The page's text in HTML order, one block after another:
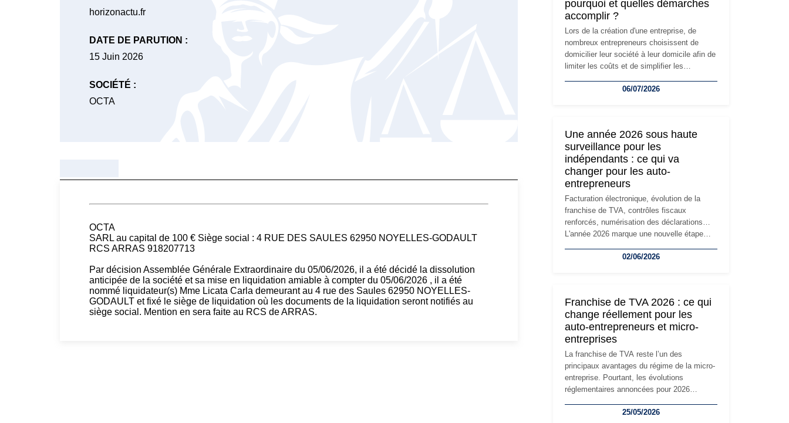
horizonactu.fr
DATE DE PARUTION :
15 Juin 2026
SOCIÉTÉ :
OCTA
OCTA
SARL au capital de 100 € Siège social : 4 RUE DES SAULES 62950 NOYELLES-GODAULT
RCS ARRAS 918207713
Par décision Assemblée Générale Extraordinaire du 05/06/2026, il a été décidé la dissolution
anticipée de la société et sa mise en liquidation amiable à compter du 05/06/2026 , il a été
nommé liquidateur(s) Mme Licata Carla demeurant au 4 rue des Saules 62950 NOYELLES-
GODAULT et fixé le siège de liquidation où les documents de la liquidation seront notifiés au
siège social. Mention en sera faite au RCS de ARRAS.
pourquoi et quelles démarches
accomplir ?
Lors de la création d'une entreprise, de
nombreux entrepreneurs choisissent de
domicilier leur société à leur domicile afin de
limiter les coûts et de simplifier les
l'activité, cette solution peut rapidement
siège social répond souvent à une nouvelle
étape de la vie de l'entreprise et implique
plusieurs formalités obligatoires.
06/07/2026
Une année 2026 sous haute
surveillance pour les
indépendants : ce qui va
changer pour les auto-
entrepreneurs
Facturation électronique, évolution de la
franchise de TVA, contrôles fiscaux
renforcés, numérisation des déclarations…
L'année 2026 marque une nouvelle étape
travailleurs indépendants. Si le régime de la
réglementaire plus exigeant. Décryptage des
principaux changements et des précautions
à prendre pour éviter les mauvaises
surprises.
02/06/2026
Franchise de TVA 2026 : ce qui
change réellement pour les
auto-entrepreneurs et micro-
entreprises
La franchise de TVA reste l’un des
principaux avantages du régime de la micro-
entreprise. Pourtant, les évolutions
réglementaires annoncées pour 2026
les auto-entrepreneurs, artisans et
25/05/2026